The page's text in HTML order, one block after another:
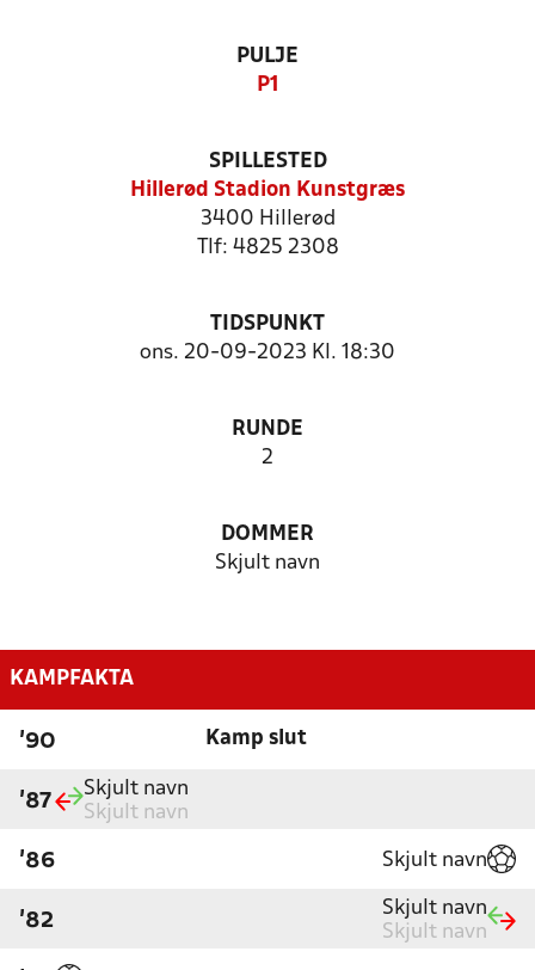
PULJE
P1
SPILLESTED
Hillerød Stadion Kunstgræs
3400 Hillerød
Tlf: 4825 2308
TIDSPUNKT
ons. 20-09-2023 Kl. 18:30
RUNDE
2
DOMMER
Skjult navn
KAMPFAKTA
'90 Kamp slut
'87
Skjult navn
Skjult navn
'86 Skjult navn
'82
Skjult navn
Skjult navn